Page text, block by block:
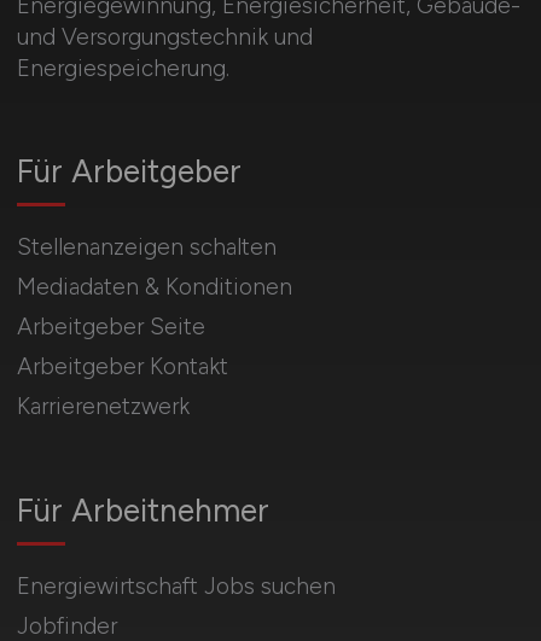
und Versorgungstechnik und
Energiespeicherung.
Für Arbeitnehmer
Energiewirtschaft Jobs suchen
Jobfinder
Für Arbeitgeber
Stellenanzeigen schalten
Mediadaten & Konditionen
Arbeitgeber Seite
Arbeitgeber Kontakt
Karrierenetzwerk